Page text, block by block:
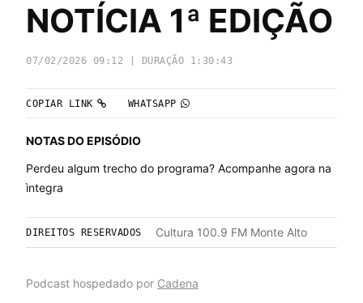
NOTÍCIA 1ª EDIÇÃO
07/02/2026 09:12 | DURAÇÃO 1:30:43
COPIAR LINK WHATSAPP
NOTAS DO EPISÓDIO
Perdeu algum trecho do programa? Acompanhe agora na
ìntegra
DIREITOS RESERVADOS Cultura 100.9 FM Monte Alto
Podcast hospedado por Cadena